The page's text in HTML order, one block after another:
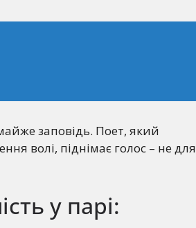
заповідь. Поет, який
волі, піднімає голос – не для
у парі: